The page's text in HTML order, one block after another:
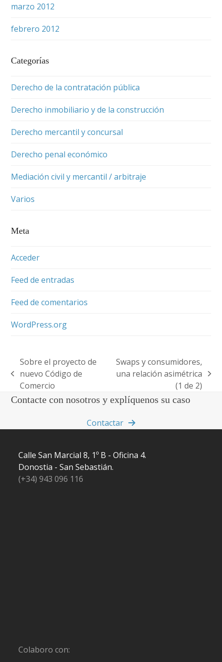
marzo 2012
febrero 2012
Categorías
Derecho de la contratación pública
Derecho inmobiliario y de la construcción
Derecho mercantil y concursal
Derecho penal económico
Mediación civil y mercantil / arbitraje
Varios
Meta
Acceder
Feed de entradas
Feed de comentarios
WordPress.org
previous
post:
Sobre el proyecto de
nuevo Código de
Comercio
next
Swaps y consumidores,
una relación asimétrica
(1 de 2)
Contacte con nosotros y explíquenos su caso
Contactar
Calle San Marcial 8, 1º B - Oficina 4.
Donostia - San Sebastián.
(+34) 943 096 116
Colaboro con: